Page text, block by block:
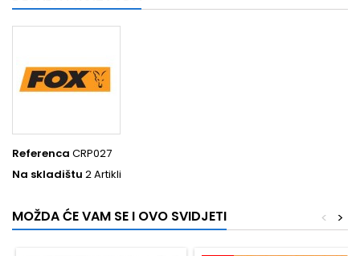
Referenca CRP027
Na skladištu 2 Artikli
MOŽDA ĆE VAM SE I OVO SVIDJETI >
<